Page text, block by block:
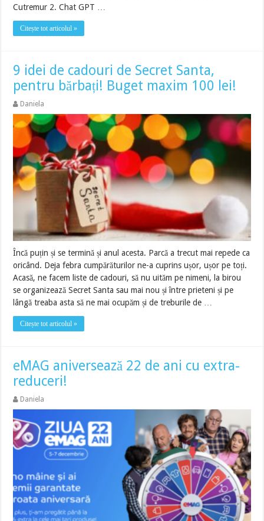
Cutremur 2. Chat GPT …
Citește tot articolul »
9 idei de cadouri de Secret Santa,
pentru bărbați! Buget maxim 100 lei!
Daniela
Încă puțin și se termină și anul acesta. Parcă a trecut mai repede ca
oricând. Deja febra cumpărăturilor ne-a cuprins ușor, ușor pe toți.
Acasă, ne facem liste de cadouri, să nu uităm pe nimeni, la birou
se organizează Secret Santa sau mai nou și între prieteni și pe
lângă treaba asta să ne mai ocupăm și de treburile de …
Citește tot articolul »
eMAG aniversează 22 de ani cu extra-
reduceri!
Daniela